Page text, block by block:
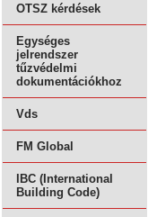
OTSZ kérdések
Egységes
jelrendszer
tűzvédelmi
dokumentációkhoz
Vds
FM Global
IBC (International
Building Code)